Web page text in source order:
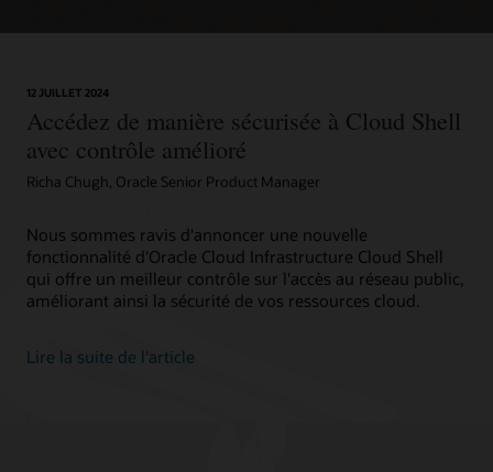
12 JUILLET 2024
Accédez de manière sécurisée à Cloud Shell
avec contrôle amélioré
Richa Chugh, Oracle Senior Product Manager
Nous sommes ravis d'annoncer une nouvelle
fonctionnalité d'Oracle Cloud Infrastructure Cloud Shell
qui offre un meilleur contrôle sur l'accès au réseau public,
améliorant ainsi la sécurité de vos ressources cloud.
Lire la suite de l'article